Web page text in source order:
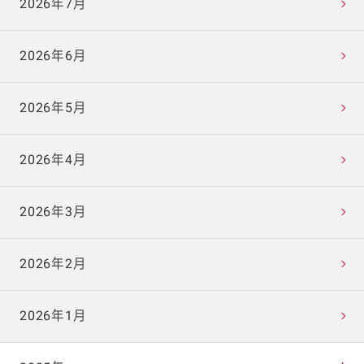
2026年7月
2026年6月
2026年5月
2026年4月
2026年3月
2026年2月
2026年1月